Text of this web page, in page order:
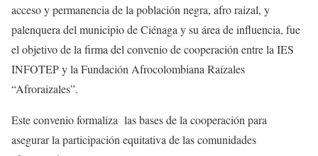
acceso y permanencia de la población negra, afro raizal, y
palenquera del municipio de Ciénaga y su área de influencia, fue
el objetivo de la firma del convenio de cooperación entre la IES
INFOTEP y la Fundación Afrocolombiana Raízales
“Afroraizales”.
Este convenio formaliza las bases de la cooperación para
asegurar la participación equitativa de las comunidades